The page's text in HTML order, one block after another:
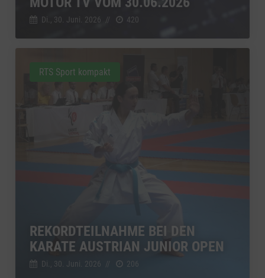
Di., 30. Juni. 2026 // 420
REKORDTEILNAHME BEI DEN
KARATE AUSTRIAN JUNIOR OPEN
Di., 30. Juni. 2026 // 206
RTS Sport kompakt